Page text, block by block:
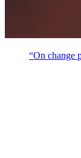
“On change